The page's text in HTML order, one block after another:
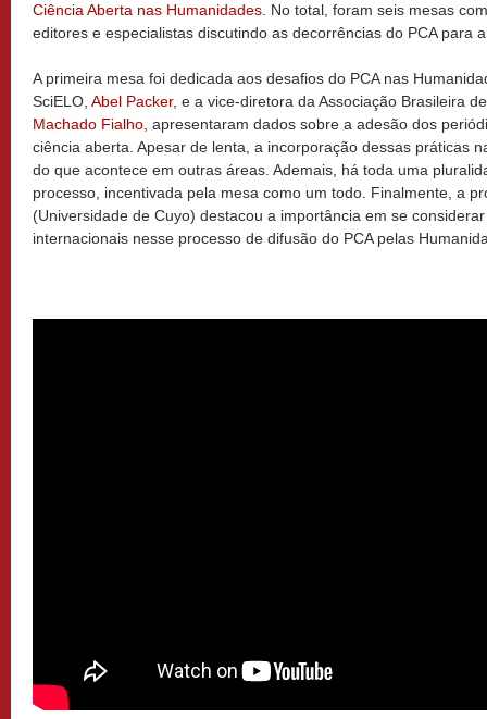
Ciência Aberta nas Humanidades . No total, foram seis mesas
editores e especialistas discutindo as decorrências do PCA para
A primeira mesa foi dedicada aos desafios do PCA nas
SciELO, Abel Packer, e a vice-diretora da Associação Brasileira
Machado Fialho , apresentaram dados sobre a adesão dos
ciência aberta. Apesar de lenta, a incorporação dessas práticas
do que acontece em outras áreas. Ademais, há toda uma
processo, incentivada pela mesa como um todo. Finalmente, a
(Universidade de Cuyo) destacou a importância em se
internacionais nesse processo de difusão do PCA pelas